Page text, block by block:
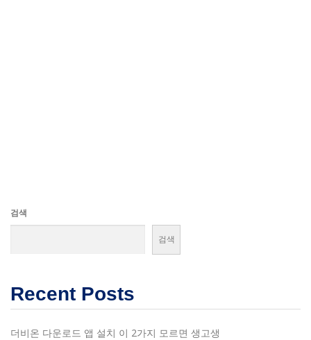
검색
검색
Recent Posts
더비온 다운로드 앱 설치 이 2가지 모르면 생고생